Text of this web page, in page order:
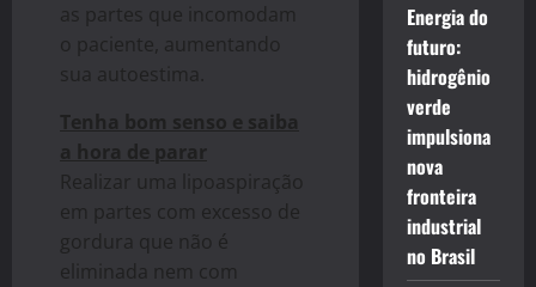
as partes que incomodam
o paciente, aumentando
sua autoestima.
Tenha bom senso e saiba
a hora de parar
Realizar uma lipoaspiração
em partes com excesso de
gordura que não é
eliminada nem com
Energia do
futuro:
hidrogênio
verde
impulsiona
nova
fronteira
industrial
no Brasil